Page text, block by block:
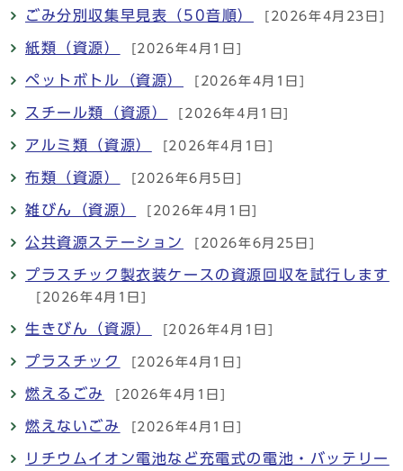
ごみ分別収集早見表（50音順） [2026年4月23日]
紙類（資源） [2026年4月1日]
ペットボトル（資源） [2026年4月1日]
スチール類（資源） [2026年4月1日]
アルミ類（資源） [2026年4月1日]
布類（資源） [2026年6月5日]
雑びん（資源） [2026年4月1日]
公共資源ステーション [2026年6月25日]
プラスチック製衣装ケースの資源回収を試行します
[2026年4月1日]
生きびん（資源） [2026年4月1日]
プラスチック [2026年4月1日]
燃えるごみ [2026年4月1日]
燃えないごみ [2026年4月1日]
リチウムイオン電池など充電式の電池・バッテリー